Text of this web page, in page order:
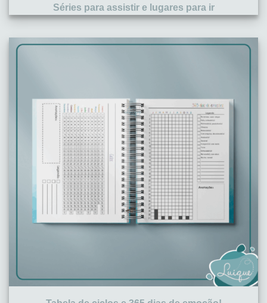
Séries para assistir e lugares para ir